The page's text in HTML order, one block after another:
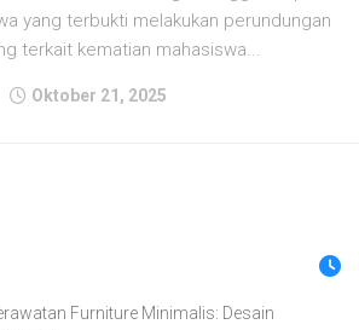
yang terbukti melakukan perundungan
terkait kematian mahasiswa...
Oktober 21, 2025
Furniture Minimalis: Desain